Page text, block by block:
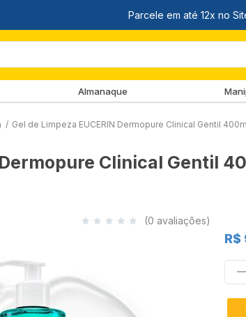
Almanaque
/ Gel de Limpeza EUCERIN Dermopure Clinical Gentil
Clinical Gentil
(0 avaliações)
R$